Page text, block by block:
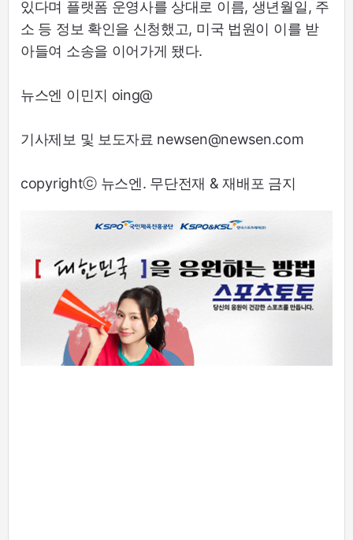
있다며 플랫폼 운영사를 상대로 이름, 생년월일, 주
소 등 정보 확인을 신청했고, 미국 법원이 이를 받
아들여 소송을 이어가게 됐다.
뉴스엔 이민지 oing@
기사제보 및 보도자료 newsen@newsen.com
copyrightⓒ 뉴스엔. 무단전재 & 재배포 금지